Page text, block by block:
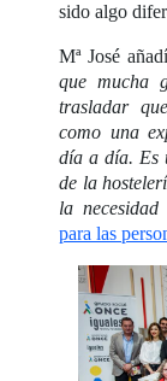
sido algo
Mª José
que mucha
trasladar
como una
día a día. Es
de la
la
para las